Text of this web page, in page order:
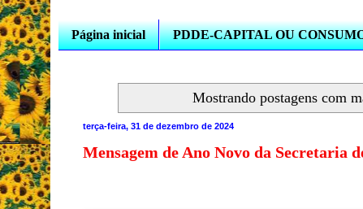
Página inicial PDDE-CAPITAL OU
Mostrando postagens com
terça-feira, 31 de dezembro de 2024
Mensagem de Ano Novo da Secretaria